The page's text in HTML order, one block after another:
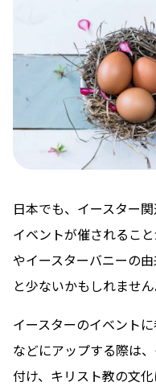
日本でも、イースター
イベントが催されるこ
やイースターバニーの
と少ないかもしれません
イースターのイベント
などにアップする際は
付け、キリスト教の文